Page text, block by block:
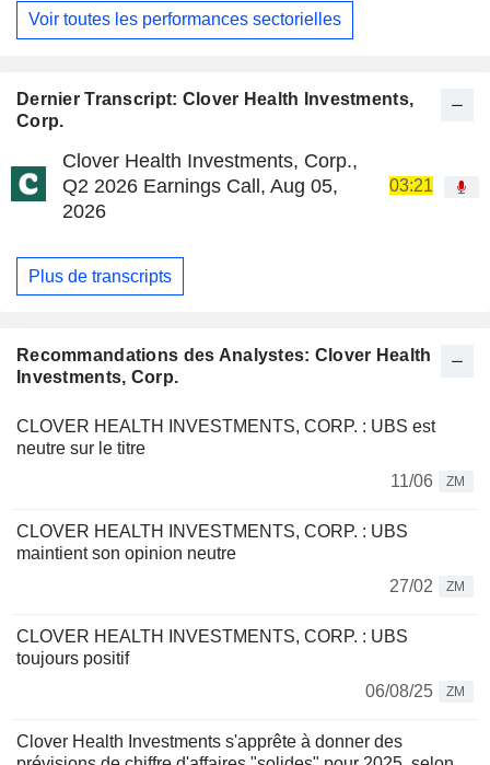
Dernier Transcript: Clover Health Investments,
Corp.
Clover Health Investments, Corp.,
Q2 2026 Earnings Call, Aug 05,
2026
03:21
Plus de transcripts
Recommandations des Analystes: Clover Health
Investments, Corp.
CLOVER HEALTH INVESTMENTS, CORP. : UBS est
neutre sur le titre
11/06
ZM
CLOVER HEALTH INVESTMENTS, CORP. : UBS
maintient son opinion neutre
27/02
ZM
CLOVER HEALTH INVESTMENTS, CORP. : UBS
toujours positif
06/08/25
ZM
Clover Health Investments s'apprête à donner des
Voir toutes les performances sectorielles